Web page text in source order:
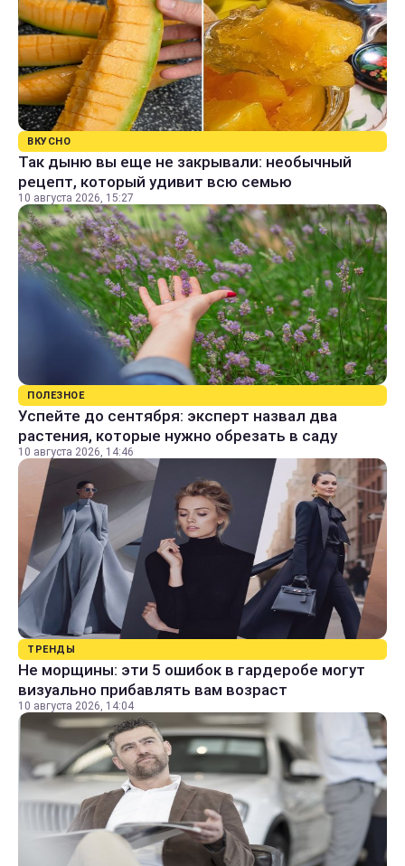
ВКУСНО
Так дыню вы еще не закрывали: необычный
рецепт, который удивит всю семью
10 августа 2026, 15:27
ПОЛЕЗНОЕ
Успейте до сентября: эксперт назвал два
растения, которые нужно обрезать в саду
10 августа 2026, 14:46
ТРЕНДЫ
Не морщины: эти 5 ошибок в гардеробе могут
визуально прибавлять вам возраст
10 августа 2026, 14:04